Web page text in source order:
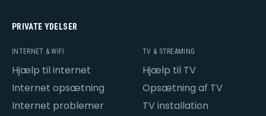
PRIVATE YDELSER
INTERNET & WIFI
Hjælp til internet
Internet opsætning
Internet problemer
TV & STREAMING
Hjælp til TV
Opsætning af TV
TV installation